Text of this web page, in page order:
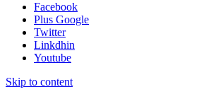
Facebook
Plus Google
Twitter
Linkdhin
Youtube
Skip to content